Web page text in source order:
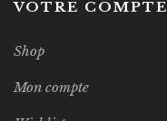
VOTRE COMPTE
Shop
Mon compte